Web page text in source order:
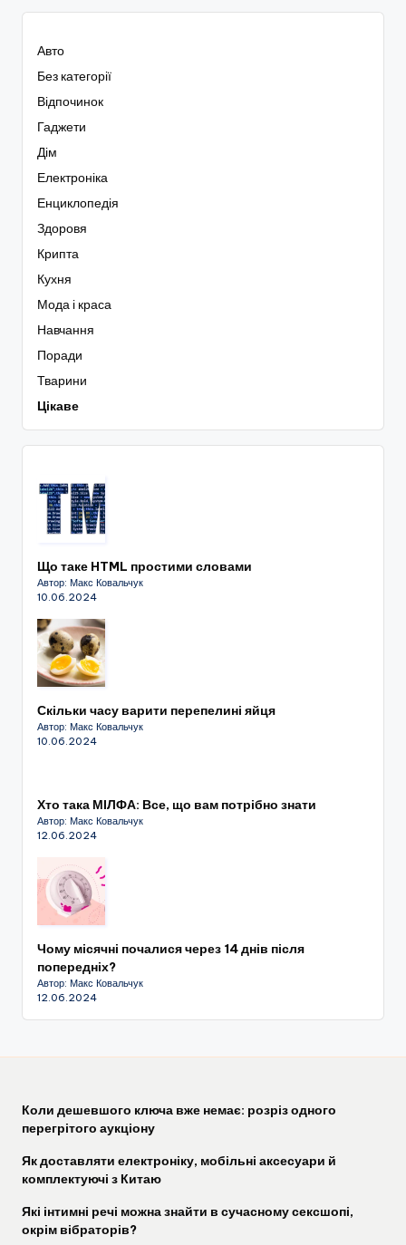
Авто
Без категорії
Відпочинок
Гаджети
Дім
Електроніка
Енциклопедія
Здоровя
Крипта
Кухня
Мода і краса
Навчання
Поради
Тварини
Цікаве
Що таке HTML простими словами
Автор: Макс Ковальчук
10.06.2024
Скільки часу варити перепелині яйця
Автор: Макс Ковальчук
10.06.2024
Хто така МІЛФА: Все, що вам потрібно знати
Автор: Макс Ковальчук
12.06.2024
Чому місячні почалися через 14 днів після
попередніх?
Автор: Макс Ковальчук
12.06.2024
Коли дешевшого ключа вже немає: розріз одного
перегрітого аукціону
Як доставляти електроніку, мобільні аксесуари й
комплектуючі з Китаю
Які інтимні речі можна знайти в сучасному сексшопі,
окрім вібраторів?